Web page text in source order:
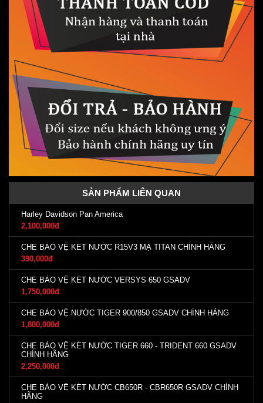
SẢN PHẨM LIÊN QUAN
Harley Davidson Pan America
2,100,000đ
CHE BẢO VỆ KÉT NƯỚC R15V3 MẠ TITAN CHÍNH HÃNG
390,000đ
CHE BẢO VỆ KÉT NƯỚC VERSYS 650 GSADV
1,750,000đ
CHE BẢO VỆ NƯỚC TIGER 900/850 GSADV CHÍNH HÃNG
1,800,000đ
CHE BẢO VỆ KÉT NƯỚC TIGER 660 - TRIDENT 660 GSADV
CHÍNH HÃNG
2,250,000đ
CHE BẢO VỆ KÉT NƯỚC CB650R - CBR650R GSADV CHÍNH
HÃNG